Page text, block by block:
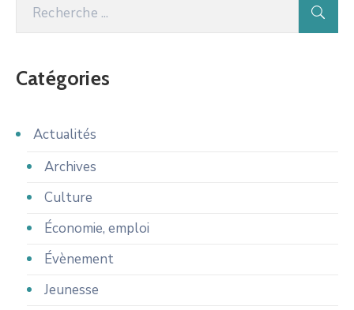
Catégories
Actualités
Archives
Culture
Économie, emploi
Évènement
Jeunesse